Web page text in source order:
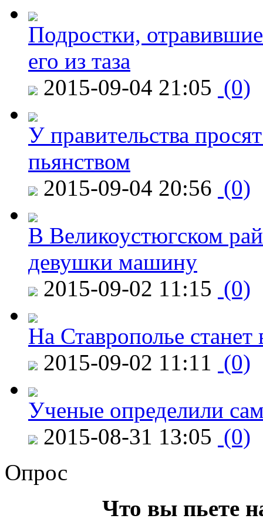
Подростки,
его из таза
2015-09-04 21:05 (0)
У правительства
пьянством
2015-09-04 20:56 (0)
В Великоустюгском
девушки машину
2015-09-02 11:15 (0)
На Ставрополье
2015-09-02 11:11 (0)
Ученые определили
2015-08-31 13:05 (0)
Опрос
Что вы пьете